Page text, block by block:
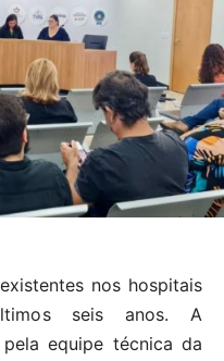
nos hospitais
seis anos. A
equipe técnica da